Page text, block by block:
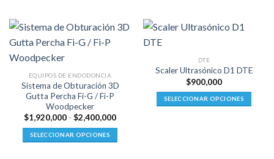
EQUIPOS DE ENDODONCIA
Sistema de Obturación 3D
Gutta Percha Fi-G / Fi-P
Woodpecker
$1,920,000 - $2,400,000Rango
desde
SELECCIONAR OPCIONES
DTE
Scaler Ultrasónico D1 DTE
$900,000
SELECCIONAR OPCIONES